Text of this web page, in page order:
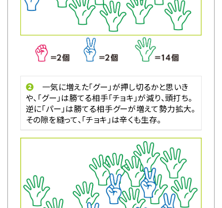
❷ 一気に増えた「グー」が押し切るかと思いき
や、「グー」は勝てる相手「チョキ」が減り、頭打ち。
逆に「パー」は勝てる相手グーが増えて勢力拡大。
その隙を縫って、「チョキ」は辛くも生存。